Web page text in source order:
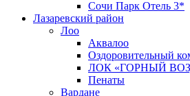
Сочи Парк Отель 3*
Лазаревский район
Лоо
Аквалоо
Оздоровительный
ЛОК «ГОРНЫЙ
Пенаты
Вардане